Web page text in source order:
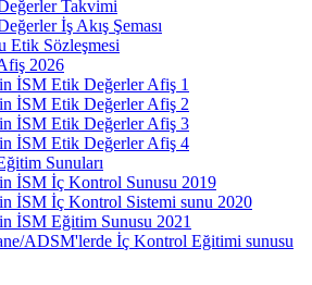
Takvimi
İş Akış Şeması
Etik Sözleşmesi
2026
İSM Etik Değerler Afiş 1
İSM Etik Değerler Afiş 2
İSM Etik Değerler Afiş 3
İSM Etik Değerler Afiş 4
Sunuları
İSM İç Kontrol Sunusu 2019
İSM İç Kontrol Sistemi sunu 2020
İSM Eğitim Sunusu 2021
ADSM'lerde İç Kontrol Eğitimi sunusu